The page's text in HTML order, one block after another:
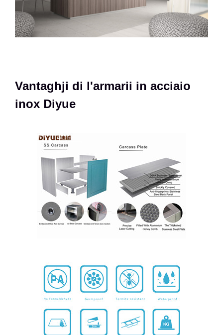
Vantaghji di l'armarii in acciaio
inox Diyue